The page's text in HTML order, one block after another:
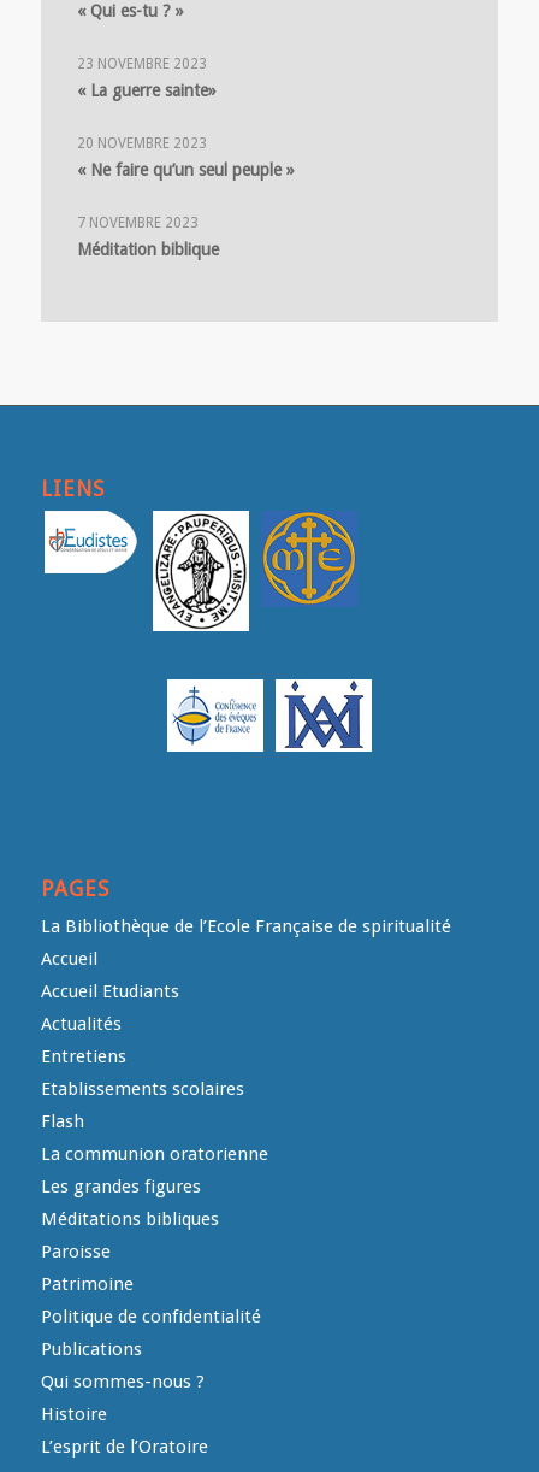
« Qui es-tu ? »
23 NOVEMBRE 2023
« La guerre sainte»
20 NOVEMBRE 2023
« Ne faire qu’un seul peuple »
7 NOVEMBRE 2023
Méditation biblique
LIENS
PAGES
La Bibliothèque de l’Ecole Française de spiritualité
Accueil
Accueil Etudiants
Actualités
Entretiens
Etablissements scolaires
Flash
La communion oratorienne
Les grandes figures
Méditations bibliques
Paroisse
Patrimoine
Politique de confidentialité
Publications
Qui sommes-nous ?
Histoire
L’esprit de l’Oratoire